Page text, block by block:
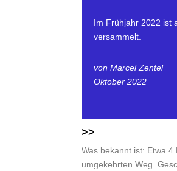
Im Frühjahr 2022 ist
versammelt.
von Marcel Zentel
Oktober 2022
>>
Was bekannt ist: Etwa
umgekehrten Weg.